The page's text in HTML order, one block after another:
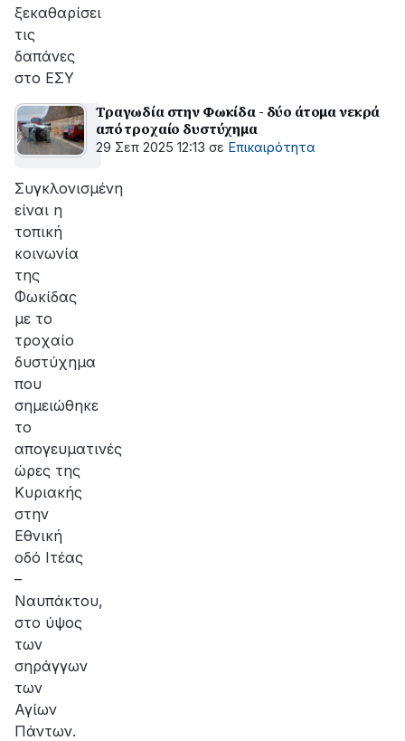
ξεκαθαρίσει
τις
δαπάνες
στο ΕΣΥ
Τραγωδία στην Φωκίδα - δύο άτομα νεκρά
από τροχαίο δυστύχημα
29 Σεπ 2025 12:13 σε Επικαιρότητα
Συγκλονισμένη
είναι η
τοπική
κοινωνία
της
Φωκίδας
με το
τροχαίο
δυστύχημα
που
σημειώθηκε
το
απογευματινές
ώρες της
Κυριακής
στην
Εθνική
οδό Ιτέας
–
Ναυπάκτου,
στο ύψος
των
σηράγγων
των
Αγίων
Πάντων.